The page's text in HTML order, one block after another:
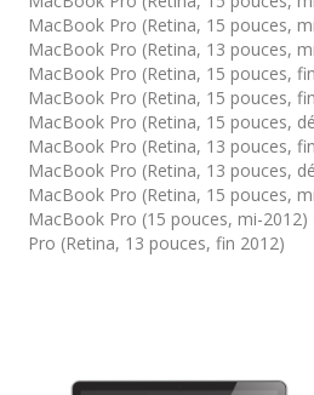
MacBook Pro (Retina, 15 pouces,
MacBook Pro (Retina, 13 pouces,
MacBook Pro (Retina, 15 pouces,
MacBook Pro (Retina, 15 pouces,
MacBook Pro (Retina, 15 pouces,
MacBook Pro (Retina, 13 pouces,
MacBook Pro (Retina, 13 pouces,
MacBook Pro (Retina, 15 pouces,
MacBook Pro (15 pouces, mi-
Pro (Retina, 13 pouces, fin 2012)